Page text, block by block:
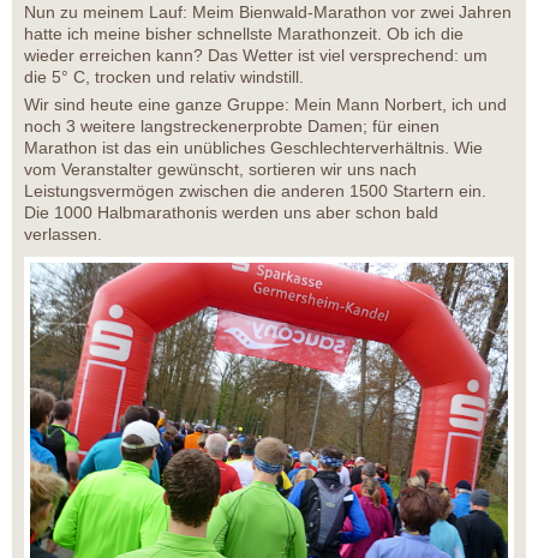
Nun zu meinem Lauf: Meim Bienwald-Marathon vor zwei Jahren
hatte ich meine bisher schnellste Marathonzeit. Ob ich die
wieder erreichen kann? Das Wetter ist viel versprechend: um
die 5° C, trocken und relativ windstill.
Wir sind heute eine ganze Gruppe: Mein Mann Norbert, ich und
noch 3 weitere langstreckenerprobte Damen; für einen
Marathon ist das ein unübliches Geschlechterverhältnis. Wie
vom Veranstalter gewünscht, sortieren wir uns nach
Leistungsvermögen zwischen die anderen 1500 Startern ein.
Die 1000 Halbmarathonis werden uns aber schon bald
verlassen.